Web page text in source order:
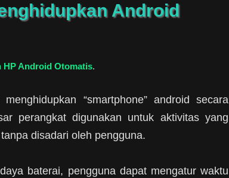
Android
HP Android Otomatis.
“smartphone” android secara
perangkat digunakan untuk aktivitas yang
disadari oleh pengguna.
baterai, pengguna dapat mengatur waktu